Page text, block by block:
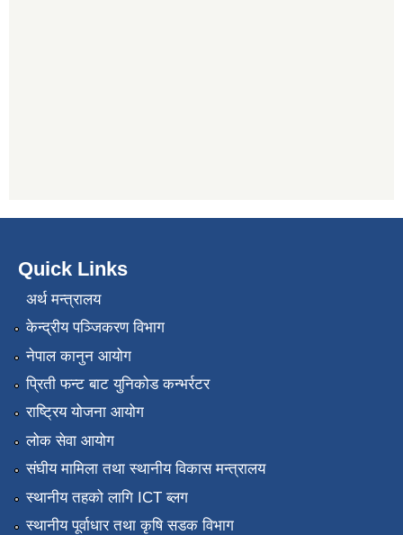
Quick Links
अर्थ मन्त्रालय
केन्द्रीय पञ्जिकरण विभाग
नेपाल कानुन आयोग
प्रिती फन्ट बाट युनिकोड कन्भर्रटर
राष्ट्रिय योजना आयोग
लोक सेवा आयोग
संघीय मामिला तथा स्थानीय विकास मन्त्रालय
स्थानीय तहको लागि ICT ब्लग
स्थानीय पूर्वाधार तथा कृषि सडक विभाग